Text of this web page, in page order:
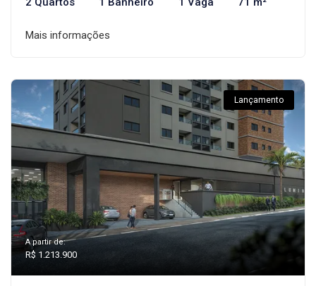
Mais informações
Lançamento
A partir de:
R$ 1.213.900